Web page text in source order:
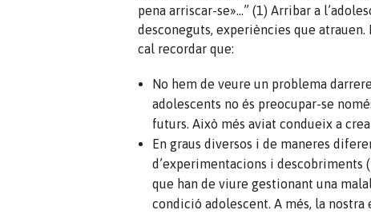
pena arriscar-se»…” (1) Arribar a
desconeguts, experiències que
cal recordar que:
No hem de veure un problema
adolescents no és preocupar-se
futurs. Això més aviat condueix a
En graus diversos i de maneres
d’experimentacions i descobriments
que han de viure gestionant una
condició adolescent. A més, la